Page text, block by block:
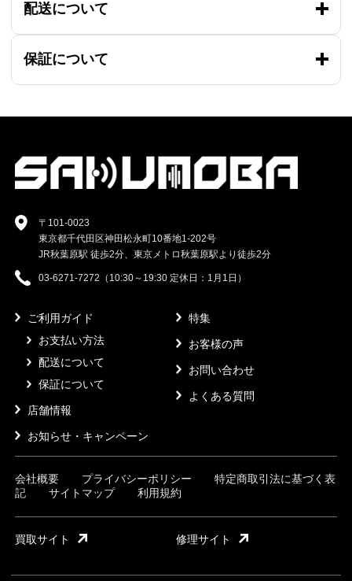
配送について
保証について
〒101-0023
東京都千代田区神田松永町10番地1-202号
JR秋葉原駅 徒歩2分、東京メトロ秋葉原駅より徒歩2分
03-6271-7272（10:30～19:30 定休日：1月1日）
ご利用ガイド
お支払い方法
配送について
保証について
店舗情報
お知らせ・キャンペーン
特集
お客様の声
お問い合わせ
よくある質問
会社概要 プライバシーポリシー
特定商取引法に基づく表
記
サイトマップ 利用規約
買取サイト 修理サイト